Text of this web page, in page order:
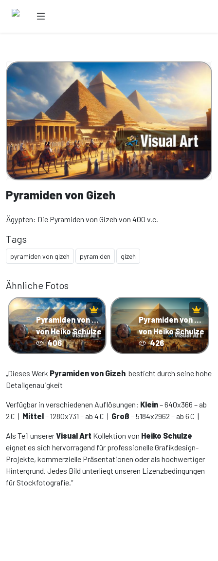
Pyramiden von Gizeh
Ägypten: Die Pyramiden von Gizeh von 400 v.c.
Tags
pyramiden von gizeh pyramiden gizeh
Ähnliche Fotos
Pyramiden von Gizeh
von Heiko Schulze
406
Pyramiden von Gizeh 400v.c.
von Heiko Schulze
426
„Dieses Werk Pyramiden von Gizeh besticht durch seine hohe
Detailgenauigkeit
Verfügbar in verschiedenen Auflösungen: Klein– 640x366 – ab
2€ | Mittel– 1280x731 – ab 4€ | Groß – 5184x2962 – ab 6€ |
Als Teil unsererVisual Art Kollektion von Heiko Schulze
eignet es sich hervorragend für professionelle Grafikdesign-
Projekte, kommerzielle Präsentationen oder als hochwertiger
Hintergrund. Jedes Bild unterliegt unseren Lizenzbedingungen
für Stockfotografie.“